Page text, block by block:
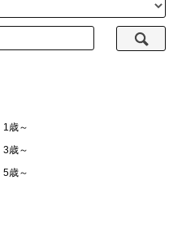
1歳～
3歳～
5歳～